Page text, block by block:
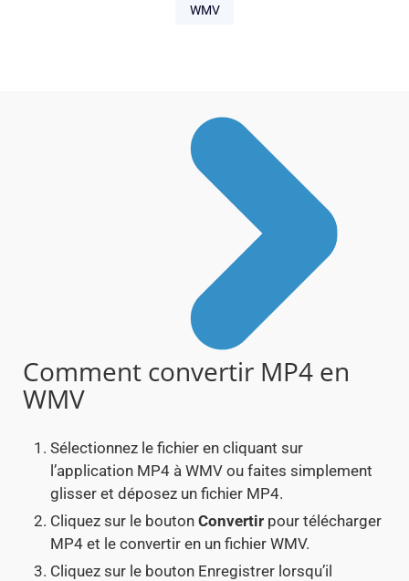
WMV
Comment convertir MP4 en
WMV
Sélectionnez le fichier en cliquant sur
l’application MP4 à WMV ou faites simplement
glisser et déposez un fichier MP4.
Cliquez sur le bouton Convertir pour télécharger
MP4 et le convertir en un fichier WMV.
Cliquez sur le bouton Enregistrer lorsqu’il